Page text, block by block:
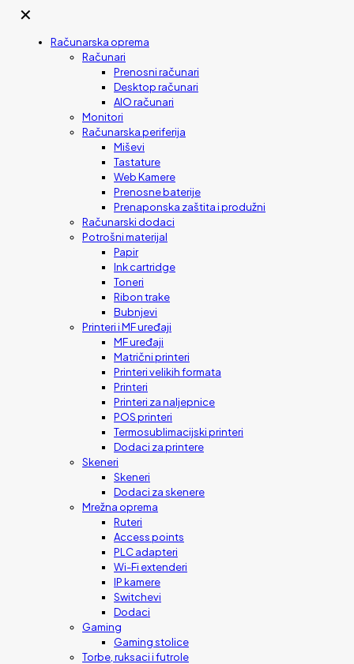
✕
Računarska oprema
Računari
Prenosni računari
Desktop računari
AIO računari
Monitori
Računarska periferija
Miševi
Tastature
Web Kamere
Prenosne baterije
Prenaponska zaštita i produžni
Računarski dodaci
Potrošni materijal
Papir
Ink cartridge
Toneri
Ribon trake
Bubnjevi
Printeri i MF uređaji
MF uređaji
Matrični printeri
Printeri velikih formata
Printeri
Printeri za naljepnice
POS printeri
Termosublimacijski printeri
Dodaci za printere
Skeneri
Skeneri
Dodaci za skenere
Mrežna oprema
Ruteri
Access points
PLC adapteri
Wi-Fi extenderi
IP kamere
Switchevi
Dodaci
Gaming
Gaming stolice
Torbe, ruksaci i futrole